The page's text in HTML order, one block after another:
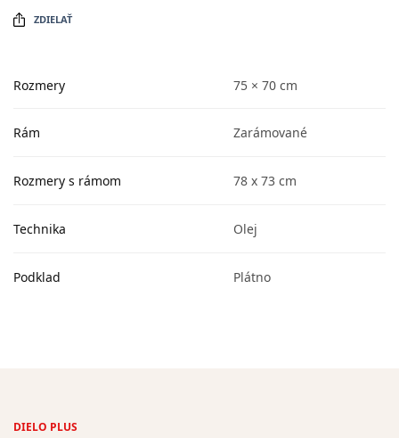
ZDIELAŤ
Rozmery 75 × 70 cm
Rám Zarámované
Rozmery s rámom 78 x 73 cm
Technika Olej
Podklad Plátno
DIELO PLUS